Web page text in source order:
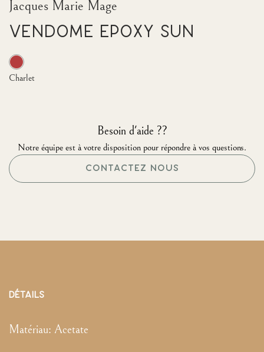
Jacques Marie Mage
Vendome Epoxy Sun
Charlet
Besoin d'aide ??
Notre équipe est à votre disposition pour répondre à vos questions.
CONTACTEZ NOUS
DÉTAILS
Matériau: Acetate